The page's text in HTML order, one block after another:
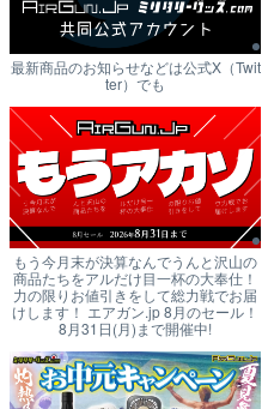
最新商品のお知らせなどは公式X（Twit
ter）でも
もう今月末が決算なんでうんと沢山の
商品たちをアルだけ目一杯の大奉仕！
力の限りお値引きをして総力戦でお届
けします！ エアガン.jp 8月のセール！
8月31日(月)まで開催中!